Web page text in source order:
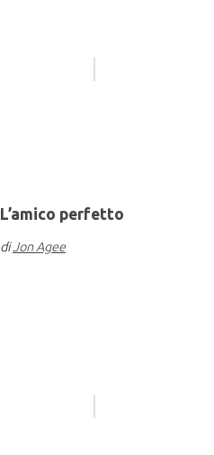
L’amico perfetto
di Jon Agee